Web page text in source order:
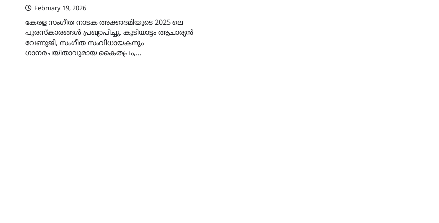
February 19, 2026
കേരള സംഗീത നാടക അക്കാദമിയുടെ 2025 ലെ
പുരസ്‌കാരങ്ങള്‍ പ്രഖ്യാപിച്ചു. കൂടിയാട്ടം ആചാര്യന്‍
വേണുജി, സംഗീത സംവിധായകനും
ഗാനരചയിതാവുമായ കൈതപ്രം,…